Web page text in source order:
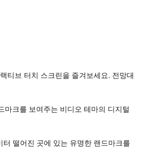
티브 터치 스크린을 즐겨보세요. 전망대
크를 보여주는 비디오 테마의 디지털
떨어진 곳에 있는 유명한 랜드마크를